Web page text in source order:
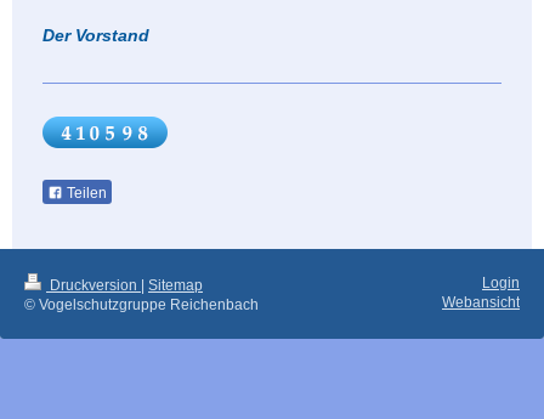
Der Vorstand
Teilen
Druckversion | Sitemap
© Vogelschutzgruppe Reichenbach
Login
Webansicht